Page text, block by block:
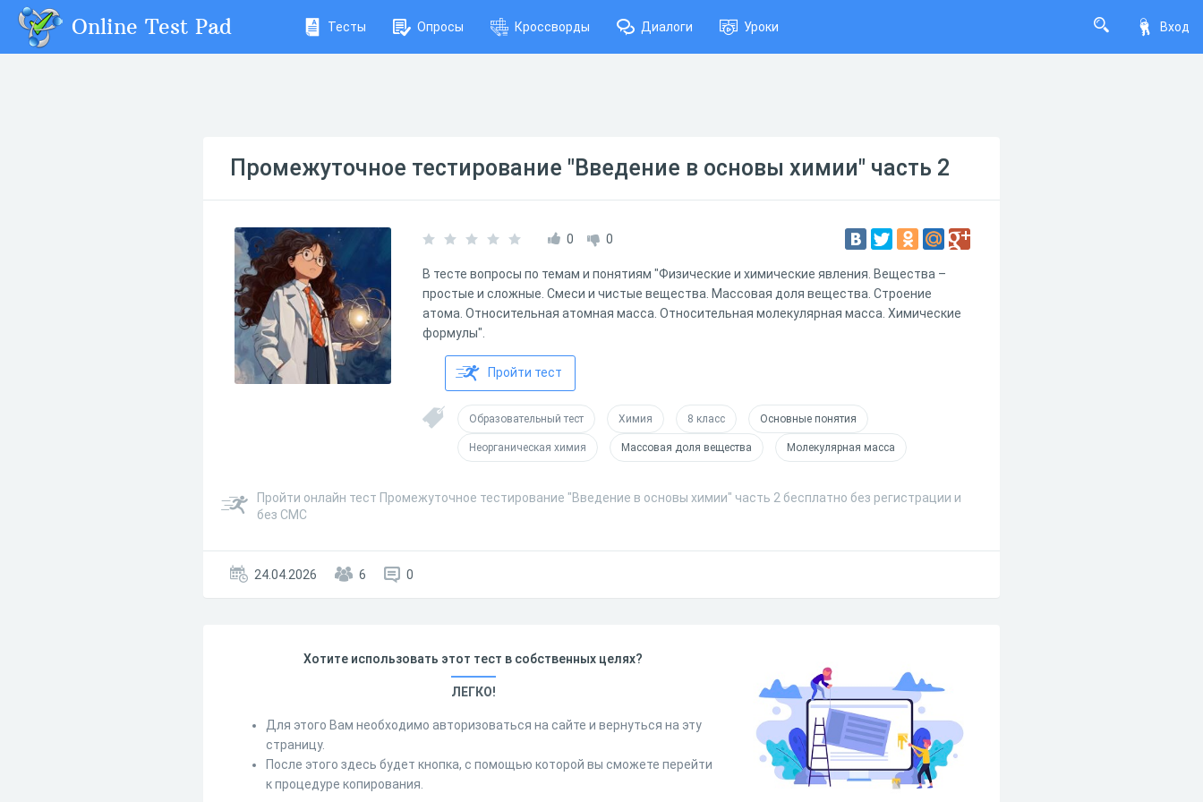
Вход
Online Test Pad Тесты Опросы Кроссворды Диалоги Уроки
Промежуточное тестирование "Введение в основы химии" часть 2
0 0
В тесте вопросы по темам и понятиям "Физические и химические явления. Вещества –
простые и сложные. Смеси и чистые вещества. Массовая доля вещества. Строение
атома. Относительная атомная масса. Относительная молекулярная масса. Химические
формулы".
Пройти тест
Образовательный тест Химия 8 класс Основные понятия
Неорганическая химия Массовая доля вещества Молекулярная масса
Пройти онлайн тест Промежуточное тестирование "Введение в основы химии" часть 2 бесплатно без регистрации и
без СМС
24.04.2026 6 0
Хотите использовать этот тест в собственных целях?
ЛЕГКО!
Для этого Вам необходимо авторизоваться на сайте и вернуться на эту
страницу.
После этого здесь будет кнопка, с помощью которой вы сможете перейти
к процедуре копирования.